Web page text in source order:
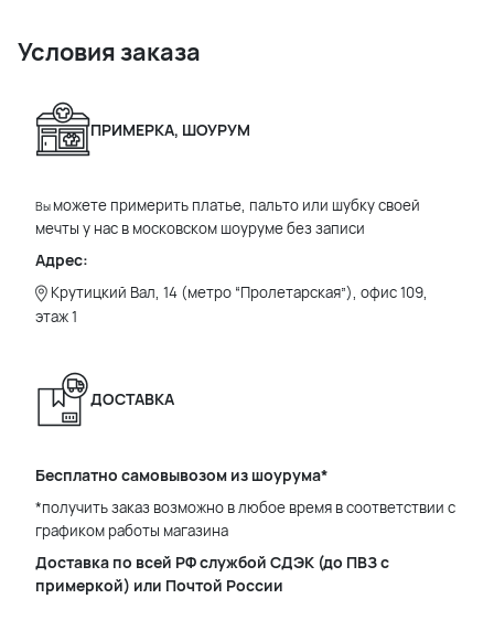
Условия заказа
ПРИМЕРКА, ШОУРУМ
Вы можете примерить платье, пальто или шубку своей
мечты у нас в московском шоуруме без записи
Адрес:
Крутицкий Вал, 14 (метро “Пролетарская”), офис 109,
этаж 1
ДОСТАВКА
Бесплатно самовывозом из шоурума*
*получить заказ возможно в любое время в соответствии с
графиком работы магазина
Доставка по всей РФ службой СДЭК (до ПВЗ с
примеркой) или Почтой России